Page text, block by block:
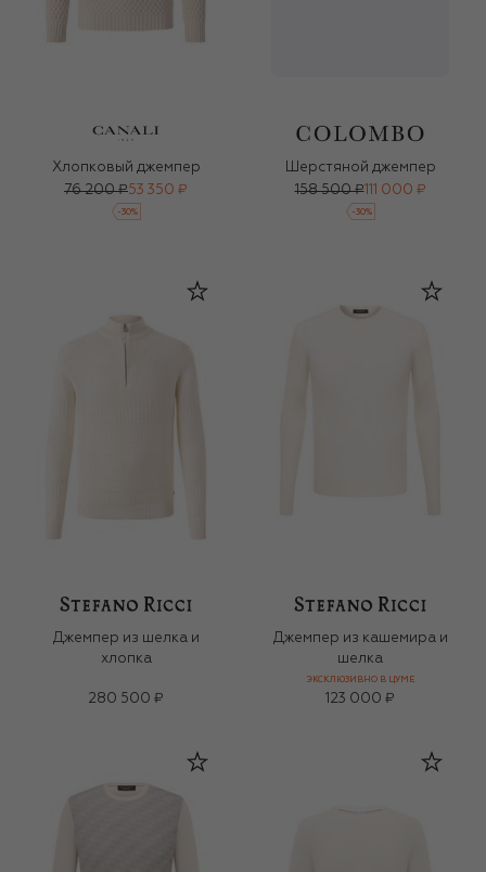
Хлопковый джемпер
76 200 ₽53 350 ₽
-30%
Шерстяной джемпер
158 500 ₽111 000 ₽
-30%
Джемпер из шелка и
хлопка
280 500 ₽
Джемпер из кашемира и
шелка
ЭКСКЛЮЗИВНО В ЦУМЕ
123 000 ₽